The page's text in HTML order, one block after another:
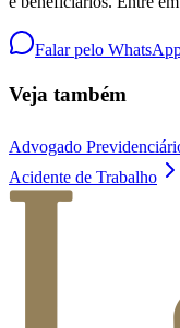
Falar pelo
Veja também
Advogado
Acidente de Trabalho